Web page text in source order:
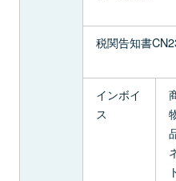
税関告知書
インボイ
ス